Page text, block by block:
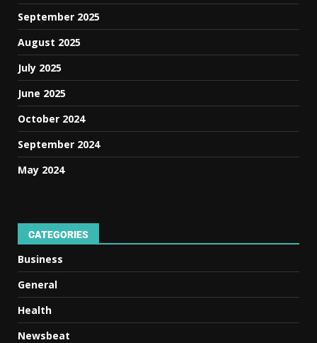
September 2025
August 2025
July 2025
June 2025
October 2024
September 2024
May 2024
CATEGORIES
Business
General
Health
Newsbeat